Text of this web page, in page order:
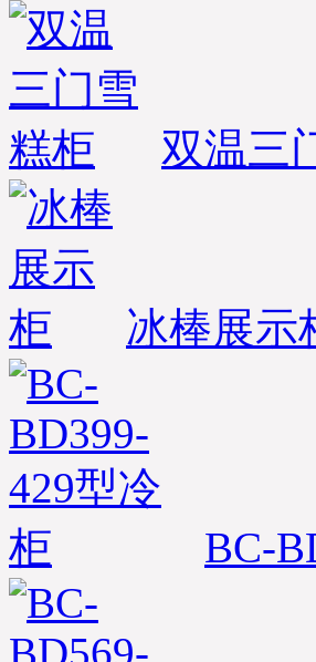
出，出厂标准木框打包；
物流公司：天地华宇物
请您电话保持畅通在未来7
日及时查收；详情咨询优
凯发货部：0551-65818103.
(合肥优凯制冷-发货部）
※ 湖北武汉汉口-白经理，
您订购的鸭脖熟食柜已经
检测合格准时打包发货，
出厂标准木框打包；物流
公司：南广物流；单号：
在未来4日保持畅通及时查
收货物；同时做好与优凯
公司人员及时办理接货手
续！详情咨询优凯发货
市优凯制冷-发货部）
尊敬的新老客户、经销
商；由于优凯公司每天产
品出货量大，部分客户当
天已发出的货物到达货运
站可能第二天回执单号才
能反馈到优凯公司发货
部，优凯发货部收到货运
单号后将会在第一时间在
优凯官网以及发货查询系
双温三
冰棒展示
BC-